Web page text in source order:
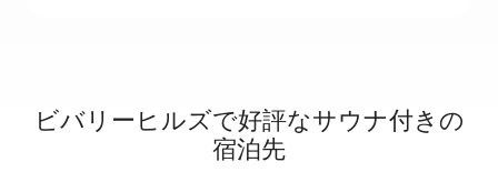
ビバリーヒルズで好評なサウナ付きの
宿泊先